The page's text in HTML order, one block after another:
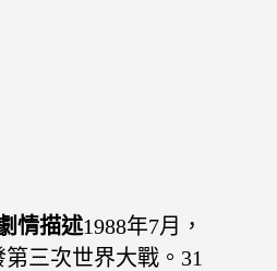
情描述1988年7月，
三次世界大戰。31